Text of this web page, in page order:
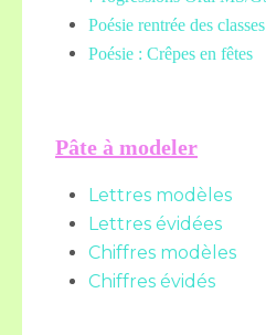
Poésie rentrée des classes
Poésie : Crêpes en fêtes
Pâte à modeler
Lettres modèles
Lettres évidées
Chiffres modèles
Chiffres évidés